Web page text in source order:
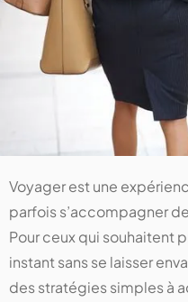
Voyager est une
parfois s’accompagner
Pour ceux qui souhaitent
instant sans se laisser
des stratégies simples à